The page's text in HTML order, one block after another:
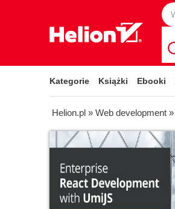
Kategorie Książki Ebooki
Helion.pl » Web development »